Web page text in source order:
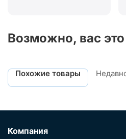
Возможно, вас это
Похожие товары
Компания